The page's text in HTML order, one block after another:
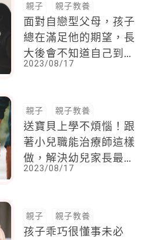
親子 親子教養
面對自戀型父母，孩子
總在滿足他的期望，長
大後會不知道自己到底
想要什麼，或許你就是
2023/08/17
親子 親子教養
送寶貝上學不煩惱！跟
著小兒職能治療師這樣
做，解決幼兒家長最頭
痛的三大難題！
2023/08/17
親子 親子教養
孩子乖巧很懂事未必